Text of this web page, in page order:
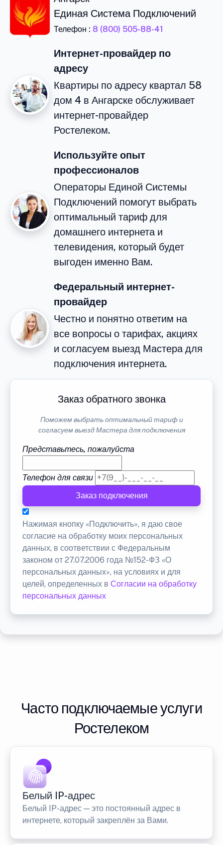
Единая Система Подключений
Телефон : 8 (800) 505-88-41
Интернет-провайдер по
адресу
Квартиры по адресу квартал 58
дом 4 в Ангарске обслуживает
интернет-провайдер
Ростелеком.
Используйте опыт
профессионалов
Операторы Единой Системы
Подключений помогут выбрать
оптимальный тариф для
домашнего интернета и
телевидения, который будет
выгоден именно Вам.
Федеральный интернет-
провайдер
Честно и понятно ответим на
все вопросы о тарифах, акциях
и согласуем выезд Мастера для
подключения интернета.
Заказ обратного звонка
Поможем выбрать оптимальный тариф и
согласуем выезд Мастера для подключения
Представьтесь, пожалуйста
Телефон для связи
Заказ подключения
Нажимая кнопку «Подключить», я даю свое
согласие на обработку моих персональных
данных, в соответствии с Федеральным
законом от 27.07.2006 года №152-ФЗ «О
персональных данных», на условиях и для
целей, определенных в Согласии на обработку
персональных данных
Часто подключаемые услуги
Ростелеком
Белый IP-адрес
Белый IP-адрес — это постоянный адрес в
интернете, который закреплён за Вами.